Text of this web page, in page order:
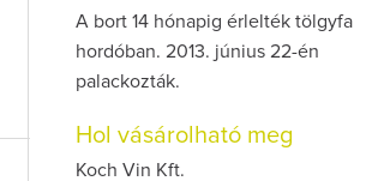
A bort 14 hónapig érlelték tölgyfa
hordóban. 2013. június 22-én
palackozták.
Hol vásárolható meg
Koch Vin Kft.